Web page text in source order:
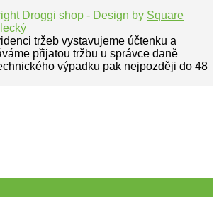
Droggi shop - Design by Square
tržeb vystavujeme účtenku a
přijatou tržbu u správce daně
výpadku pak nejpozději do 48